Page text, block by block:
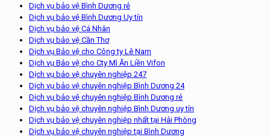
Dịch vụ bảo vệ Bình Dương rẻ
Dịch vụ bảo vệ Bình Dương Uy tín
Dịch vụ bảo vệ Cá Nhân
Dịch vụ bảo vệ Cần Thơ
Dịch vụ Bảo vệ cho Công ty Lê Nam
Dịch vụ Bảo vệ cho Cty Mì Ăn Liền Vifon
Dịch vụ bảo vệ chuyên nghiệp 247
Dịch vụ bảo vệ chuyên nghiệp Bình Dương 24
Dịch vụ bảo vệ chuyên nghiệp Bình Dương rẻ
Dịch vụ bảo vệ chuyên nghiệp Bình Dương uy tín
Dịch vụ bảo vệ chuyên nghiệp nhất tại Hải Phòng
Dịch vụ bảo vệ chuyên nghiệp tại Bình Dương